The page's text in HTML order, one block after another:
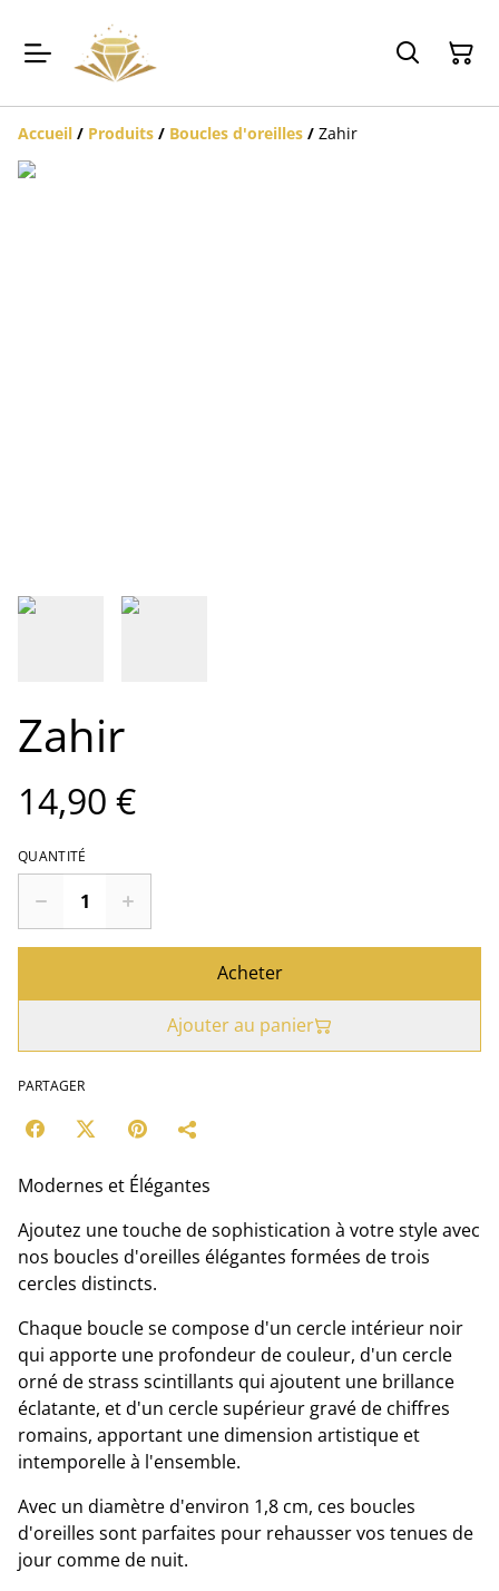
Accueil / Produits / Boucles d'oreilles / Zahir
Zahir
14,90 €
QUANTITÉ
Acheter
Ajouter au panier
PARTAGER
Modernes et Élégantes
Ajoutez une touche de sophistication à votre style avec
nos boucles d'oreilles élégantes formées de trois
cercles distincts.
Chaque boucle se compose d'un cercle intérieur noir
qui apporte une profondeur de couleur, d'un cercle
orné de strass scintillants qui ajoutent une brillance
éclatante, et d'un cercle supérieur gravé de chiffres
romains, apportant une dimension artistique et
intemporelle à l'ensemble.
Avec un diamètre d'environ 1,8 cm, ces boucles
d'oreilles sont parfaites pour rehausser vos tenues de
jour comme de nuit.